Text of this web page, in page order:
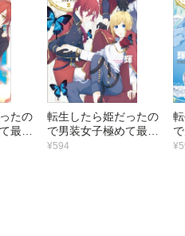
たの
最強
わ。
転生したら姫だったの
で男装女子極めて最強
魔法使い目指すわ。
¥594